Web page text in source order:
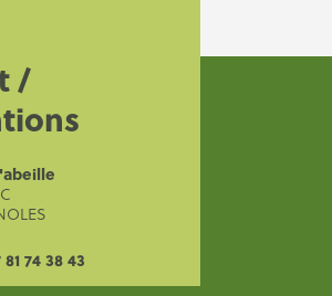
/
81 74 38 43
dédiés
pro